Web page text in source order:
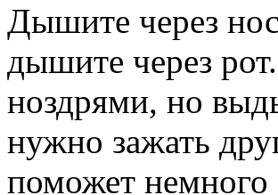
Дышите через
дышите через
ноздрями, но
нужно зажать
поможет немного